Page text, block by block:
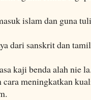
islam dan guna
dari sanskrit dan
kaji benda alah nie
cara meningkatkan